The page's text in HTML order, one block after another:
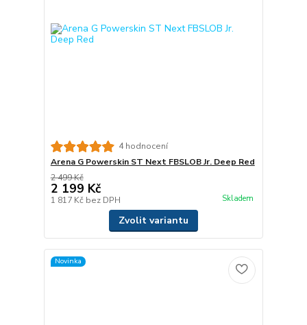
4 hodnocení
Arena G Powerskin ST Next FBSLOB Jr. Deep Red
2 499 Kč
2 199 Kč
1 817 Kč bez DPH Skladem
Zvolit variantu
Novinka